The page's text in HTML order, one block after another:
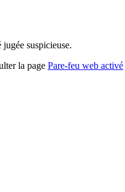
suspicieuse.
la page Pare-feu web activé